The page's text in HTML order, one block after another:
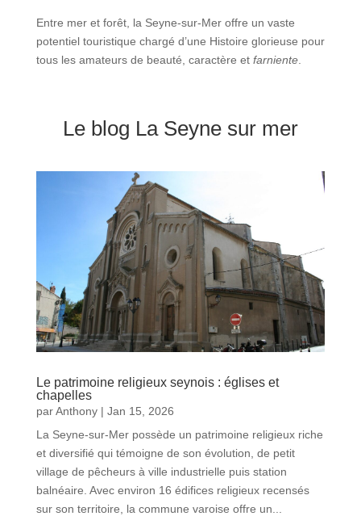
Entre mer et forêt, la Seyne-sur-Mer offre un vaste
potentiel touristique chargé d’une Histoire glorieuse pour
tous les amateurs de beauté, caractère et farniente.
Le blog La Seyne sur mer
Le patrimoine religieux seynois : églises et
chapelles
parAnthony| Jan 15, 2026
La Seyne-sur-Mer possède un patrimoine religieux riche
et diversifié qui témoigne de son évolution, de petit
village de pêcheurs à ville industrielle puis station
balnéaire. Avec environ 16 édifices religieux recensés
sur son territoire, la commune varoise offre un...